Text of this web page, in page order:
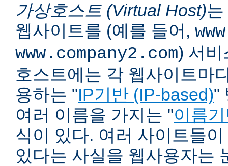
가상호스트 (Virtual Host)
웹사이트를 (예를 들어,
www.company2.com) 서비
호스트에는 각 웹사이트마
용하는 "IP기반 (IP-based)"
여러 이름을 가지는 "이름
식이 있다. 여러 사이트들
있다는 사실을 웹사용자는